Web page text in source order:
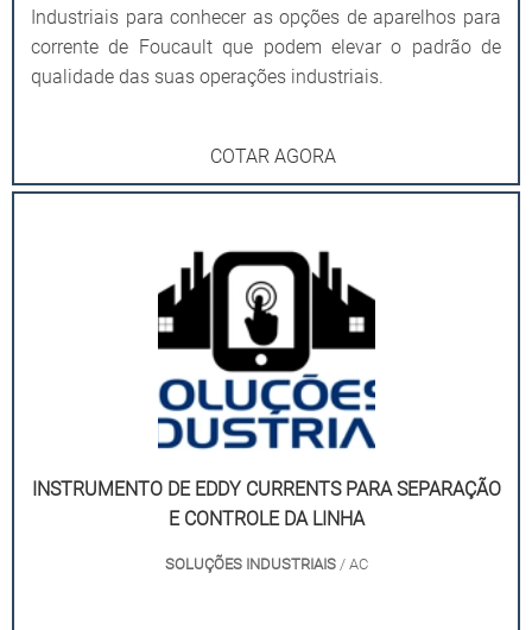
Industriais para conhecer as opções de aparelhos para
corrente de Foucault que podem elevar o padrão de
qualidade das suas operações industriais.
COTAR AGORA
INSTRUMENTO DE EDDY CURRENTS PARA SEPARAÇÃO
E CONTROLE DA LINHA
SOLUÇÕES INDUSTRIAIS/ AC